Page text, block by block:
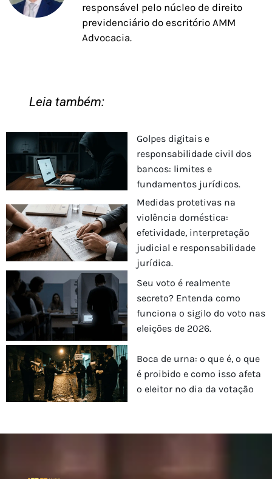
responsável pelo núcleo de direito
previdenciário do escritório AMM
Advocacia.
Leia também:
Golpes digitais e
responsabilidade civil dos
bancos: limites e
fundamentos jurídicos.
Medidas protetivas na
violência doméstica:
efetividade, interpretação
judicial e responsabilidade
jurídica.
Seu voto é realmente
secreto? Entenda como
funciona o sigilo do voto nas
eleições de 2026.
Boca de urna: o que é, o que
é proibido e como isso afeta
o eleitor no dia da votação